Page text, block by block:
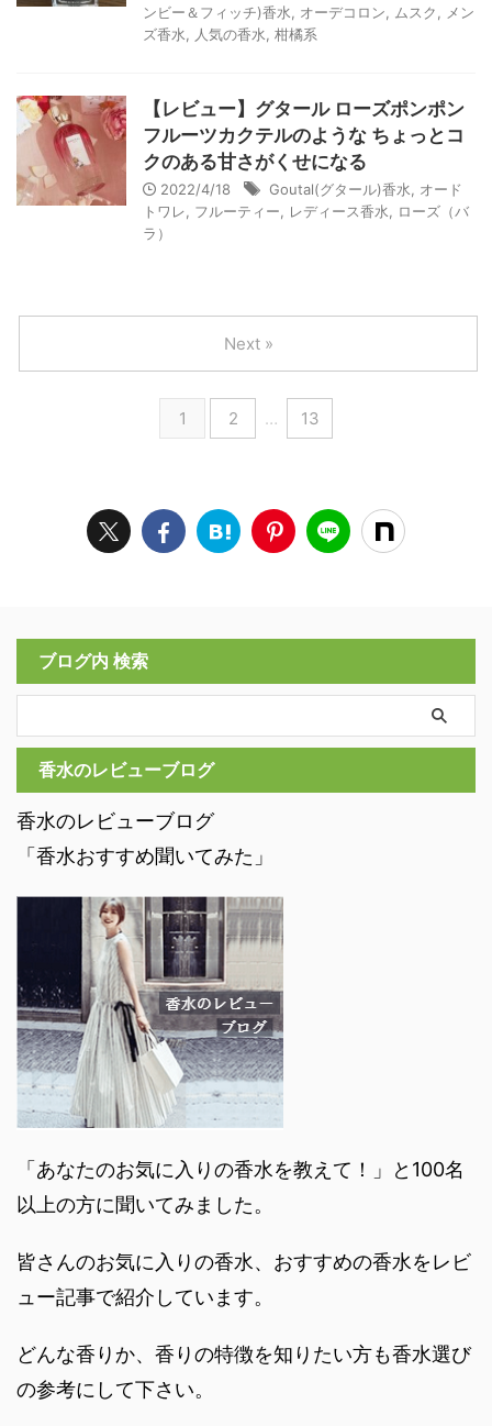
ンビー＆フィッチ)香水
オーデコロン ムスク
メン
ズ香水
人気の香水 柑橘系
【レビュー】グタール ローズポンポン
フルーツカクテルのような ちょっとコ
クのある甘さがくせになる
2022/4/18 Goutal(グタール)香水
オード
トワレ
フルーティー レディース香水
ローズ（バ
ラ）
1 2 … 13
Next »
ブログ内 検索
香水のレビューブログ
香水のレビューブログ
「香水おすすめ聞いてみた」
「あなたのお気に入りの香水を教えて！」と100名
以上の方に聞いてみました。
皆さんのお気に入りの香水、おすすめの香水をレビ
ュー記事で紹介しています。
どんな香りか、香りの特徴を知りたい方も香水選び
の参考にして下さい。